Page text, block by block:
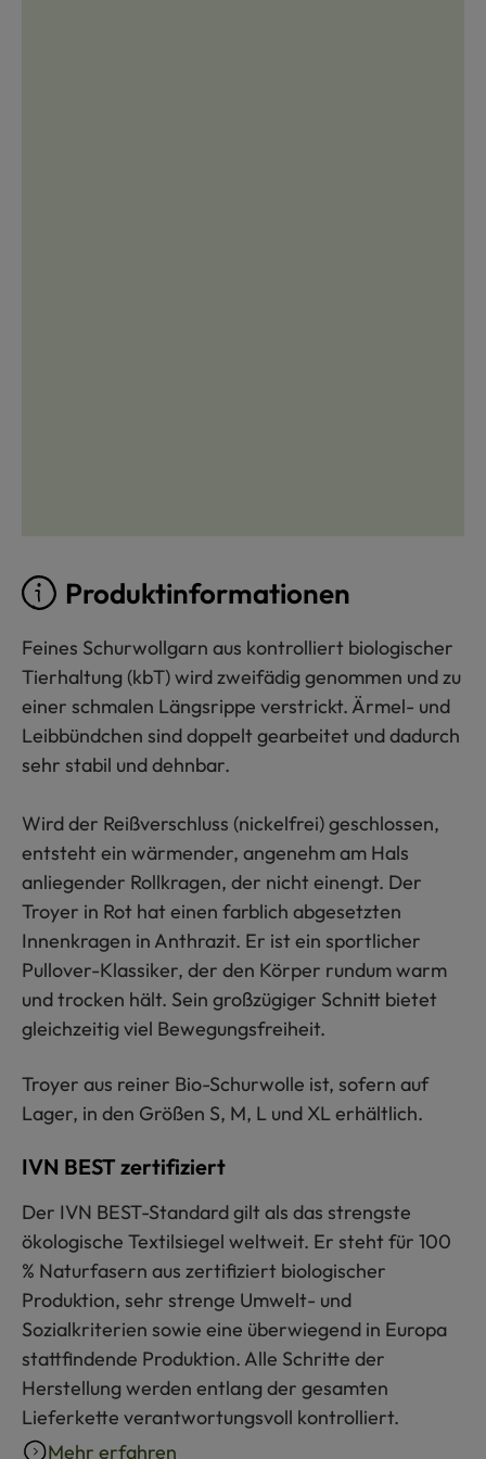
Produktinformationen
Feines Schurwollgarn aus kontrolliert biologischer
Tierhaltung (kbT) wird zweifädig genommen und zu
einer schmalen Längsrippe verstrickt. Ärmel- und
Leibbündchen sind doppelt gearbeitet und dadurch
sehr stabil und dehnbar.
Wird der Reißverschluss (nickelfrei) geschlossen,
entsteht ein wärmender, angenehm am Hals
anliegender Rollkragen, der nicht einengt. Der
Troyer in Rot hat einen farblich abgesetzten
Innenkragen in Anthrazit. Er ist ein sportlicher
Pullover-Klassiker, der den Körper rundum warm
und trocken hält. Sein großzügiger Schnitt bietet
gleichzeitig viel Bewegungsfreiheit.
Troyer aus reiner Bio-Schurwolle ist, sofern auf
Lager, in den Größen S, M, L und XL erhältlich.
IVN BEST zertifiziert
Der IVN BEST-Standard gilt als das strengste
ökologische Textilsiegel weltweit. Er steht für 100
% Naturfasern aus zertifiziert biologischer
Produktion, sehr strenge Umwelt- und
Sozialkriterien sowie eine überwiegend in Europa
stattfindende Produktion. Alle Schritte der
Herstellung werden entlang der gesamten
Lieferkette verantwortungsvoll kontrolliert.
Mehr erfahren